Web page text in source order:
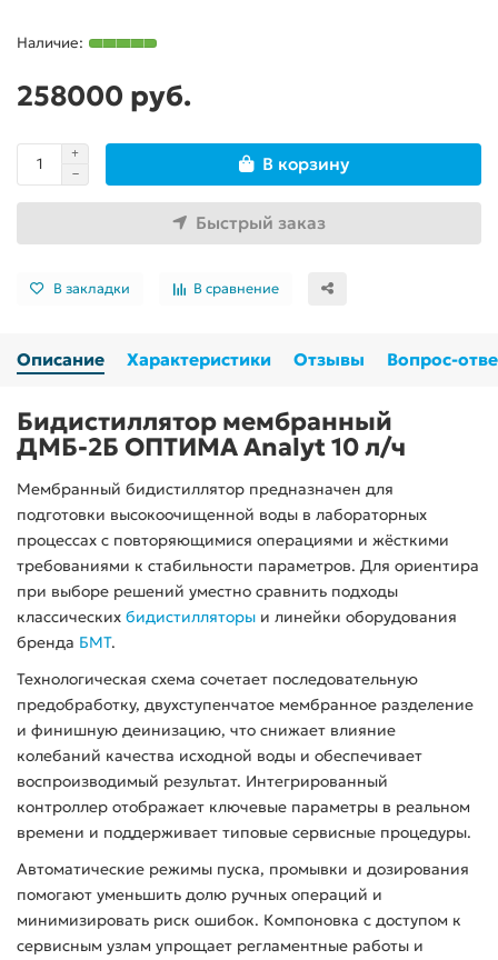
258000 руб.
В корзину
Быстрый заказ
В закладки В сравнение
Описание Характеристики Отзывы Вопрос-
Бидистиллятор мембранный
ДМБ-2Б ОПТИМА Analyt 10 л/ч
Мембранный бидистиллятор предназначен для
подготовки высокоочищенной воды в лабораторных
процессах с повторяющимися операциями и жёсткими
требованиями к стабильности параметров. Для ориентира
при выборе решений уместно сравнить подходы
классических бидистилляторы и линейки оборудования
бренда БМТ.
Технологическая схема сочетает последовательную
предобработку, двухступенчатое мембранное разделение
и финишную деинизацию, что снижает влияние
колебаний качества исходной воды и обеспечивает
воспроизводимый результат. Интегрированный
контроллер отображает ключевые параметры в реальном
времени и поддерживает типовые сервисные процедуры.
Автоматические режимы пуска, промывки и дозирования
помогают уменьшить долю ручных операций и
минимизировать риск ошибок. Компоновка с доступом к
сервисным узлам упрощает регламентные работы и